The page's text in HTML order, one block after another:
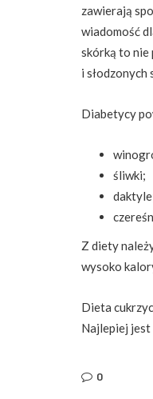
zawierają
wiadomość
skórką to nie
i
Diabetycy
śliwki;
Z diety
wysoko
Dieta
Najlepiej jest
0